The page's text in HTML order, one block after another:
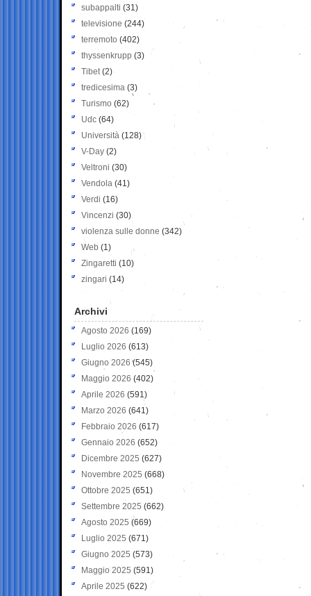
subappalti (31)
televisione(244)
terremoto (402)
thyssenkrupp (3)
Tibet(2)
tredicesima (3)
Turismo (62)
Udc (64)
Università (128)
V-Day (2)
Veltroni (30)
Vendola (41)
Verdi (16)
Vincenzi (30)
violenza sulle donne (342)
Web (1)
Zingaretti (10)
zingari (14)
Archivi
Agosto 2026 (169)
Luglio 2026 (613)
Giugno 2026 (545)
Maggio 2026 (402)
Aprile 2026 (591)
Marzo 2026 (641)
Febbraio 2026 (617)
Gennaio 2026 (652)
Dicembre 2025 (627)
Novembre 2025 (668)
Ottobre 2025 (651)
Settembre 2025 (662)
Agosto 2025 (669)
Luglio 2025 (671)
Giugno 2025 (573)
Maggio 2025 (591)
Aprile 2025 (622)